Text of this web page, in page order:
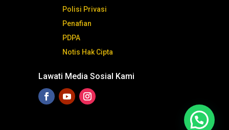
Polisi Privasi
Penafian
PDPA
Notis Hak Cipta
Lawati Media Sosial Kami